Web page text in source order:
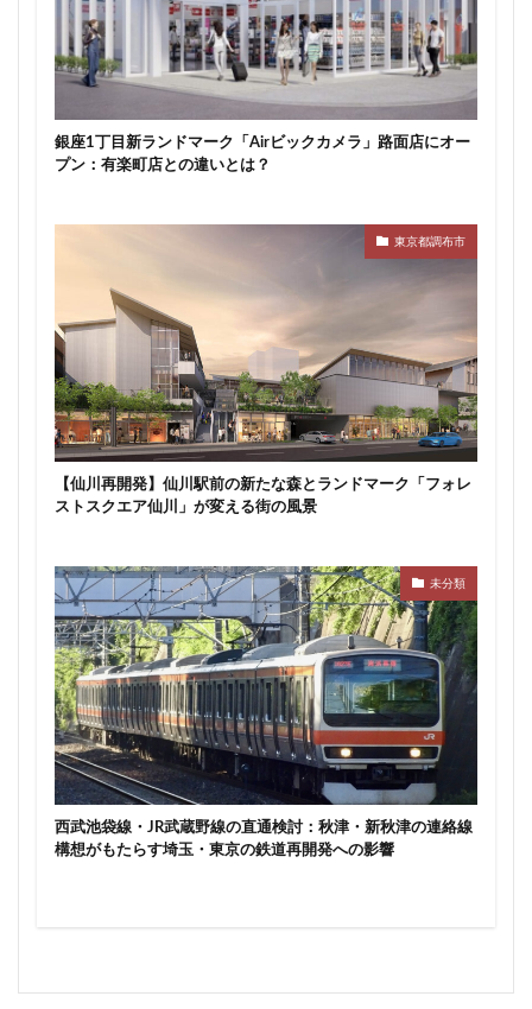
銀座1丁目新ランドマーク「Airビックカメラ」路面店にオー
プン：有楽町店との違いとは？
東京都調布市
【仙川再開発】仙川駅前の新たな森とランドマーク「フォレ
ストスクエア仙川」が変える街の風景
未分類
西武池袋線・JR武蔵野線の直通検討：秋津・新秋津の連絡線
構想がもたらす埼玉・東京の鉄道再開発への影響